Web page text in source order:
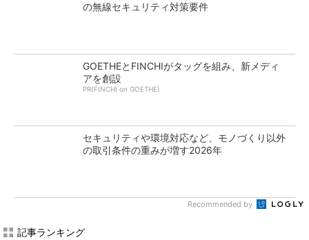
の無線セキュリティ対策要件
GOETHEとFINCHIがタッグを組み、新メディ
アを創設
PR(FINCHI on GOETHE)
セキュリティや環境対応など、モノづくり以外
の取引条件の重みが増す2026年
Recommended by
記事ランキング